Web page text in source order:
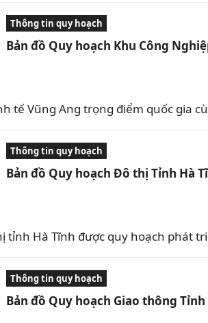
Thông tin quy hoạch
Bản đồ Quy hoạch Khu Công
tế Vũng Ang trọng điểm quốc gia
Thông tin quy hoạch
Bản đồ Quy hoạch Đô thị Tỉnh Hà
tỉnh Hà Tĩnh được quy hoạch phát
Thông tin quy hoạch
Bản đồ Quy hoạch Giao thông